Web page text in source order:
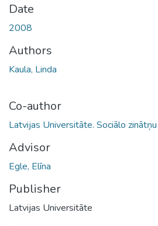
Date
2008
Authors
Kaula, Linda
Co-author
Latvijas Universitāte. Sociālo
Advisor
Egle, Elīna
Publisher
Latvijas Universitāte